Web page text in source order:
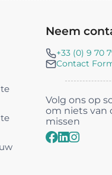
Neem
+33 (0) 9 70
Contact
Volg ons op
om niets van
missen